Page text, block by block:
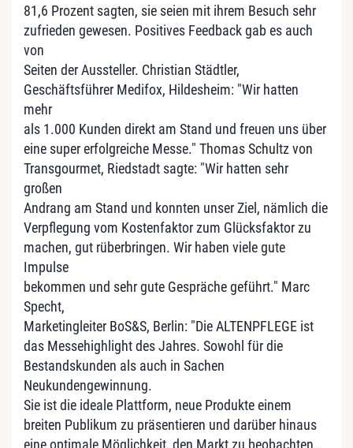
81,6 Prozent sagten, sie seien mit ihrem Besuch sehr
zufrieden gewesen. Positives Feedback gab es auch
von
Seiten der Aussteller. Christian Städtler,
Geschäftsführer Medifox, Hildesheim: "Wir hatten
mehr
als 1.000 Kunden direkt am Stand und freuen uns über
eine super erfolgreiche Messe." Thomas Schultz von
Transgourmet, Riedstadt sagte: "Wir hatten sehr
großen
Andrang am Stand und konnten unser Ziel, nämlich die
Verpflegung vom Kostenfaktor zum Glücksfaktor zu
machen, gut rüberbringen. Wir haben viele gute
Impulse
bekommen und sehr gute Gespräche geführt." Marc
Specht,
Marketingleiter BoS&S, Berlin: "Die ALTENPFLEGE ist
das Messehighlight des Jahres. Sowohl für die
Bestandskunden als auch in Sachen
Neukundengewinnung.
Sie ist die ideale Plattform, neue Produkte einem
breiten Publikum zu präsentieren und darüber hinaus
eine optimale Möglichkeit, den Markt zu beobachten.